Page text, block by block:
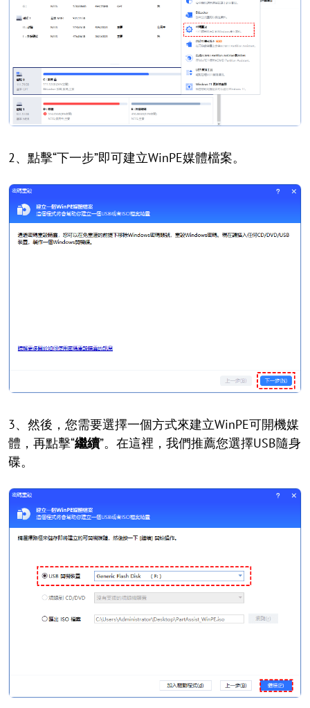
2、點擊“下一步”即可建立WinPE媒體檔案。
3、然後，您需要選擇一個方式來建立WinPE可開機媒
體，再點擊“繼續”。在這裡，我們推薦您選擇USB隨身
碟。